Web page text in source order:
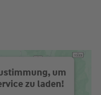
um
zu laden!